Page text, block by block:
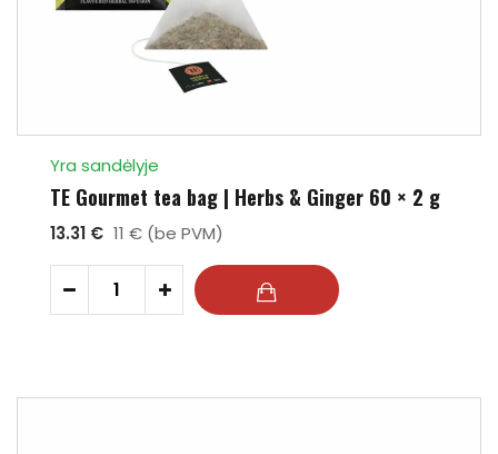
Yra sandėlyje
TE Gourmet tea bag | Herbs & Ginger 60 × 2 g
13.31 € 11 € (be PVM)
- +